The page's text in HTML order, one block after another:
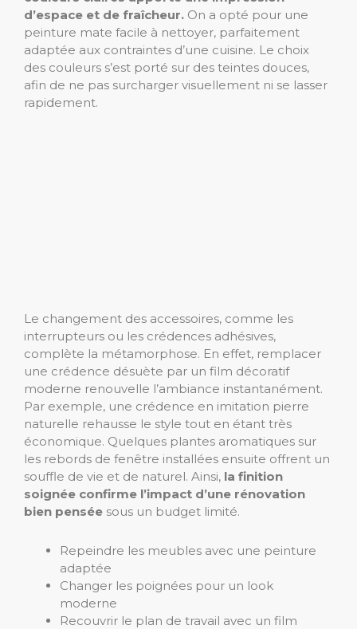
d’espace et de fraîcheur. On a opté pour une
peinture mate facile à nettoyer, parfaitement
adaptée aux contraintes d’une cuisine. Le choix
des couleurs s’est porté sur des teintes douces,
afin de ne pas surcharger visuellement ni se lasser
rapidement.
Le changement des accessoires, comme les
interrupteurs ou les crédences adhésives,
complète la métamorphose. En effet, remplacer
une crédence désuète par un film décoratif
moderne renouvelle l’ambiance instantanément.
Par exemple, une crédence en imitation pierre
naturelle rehausse le style tout en étant très
économique. Quelques plantes aromatiques sur
les rebords de fenêtre installées ensuite offrent un
souffle de vie et de naturel. Ainsi, la finition
soignée confirme l’impact d’une rénovation
bien pensée sous un budget limité.
Repeindre les meubles avec une peinture
adaptée
Changer les poignées pour un look
moderne
Recouvrir le plan de travail avec un film